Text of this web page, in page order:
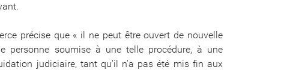
précise que « il ne peut être ouvert de nouvelle
personne soumise à une telle procédure, à une
judiciaire, tant qu'il n'a pas été mis fin aux